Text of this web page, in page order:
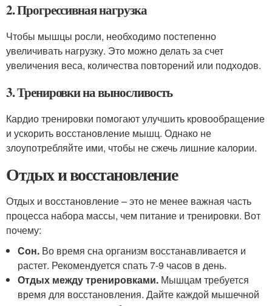
2. Прогрессивная нагрузка
Чтобы мышцы росли, необходимо постепенно
увеличивать нагрузку. Это можно делать за счет
увеличения веса, количества повторений или подходов.
3. Тренировки на выносливость
Кардио тренировки помогают улучшить кровообращение
и ускорить восстановление мышц. Однако не
злоупотребляйте ими, чтобы не сжечь лишние калории.
Отдых и восстановление
Отдых и восстановление – это не менее важная часть
процесса набора массы, чем питание и тренировки. Вот
почему:
Сон. Во время сна организм восстанавливается и
растет. Рекомендуется спать 7-9 часов в день.
Отдых между тренировками. Мышцам требуется
время для восстановления. Дайте каждой мышечной